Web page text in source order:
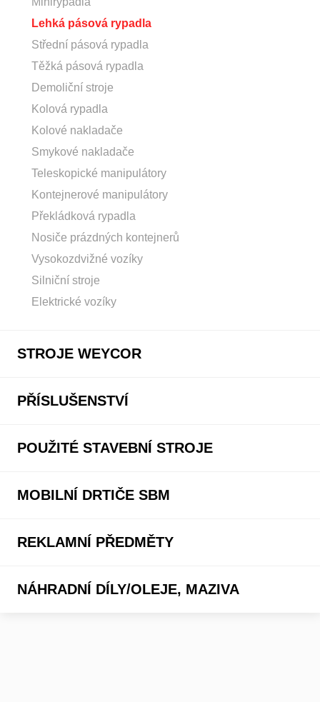
Lehká pásová rypadla
Střední pásová rypadla
Těžká pásová rypadla
Demoliční stroje
Kolová rypadla
Kolové nakladače
Smykové nakladače
Teleskopické manipulátory
Kontejnerové manipulátory
Překládková rypadla
Nosiče prázdných kontejnerů
Vysokozdvižné vozíky
Silniční stroje
Elektrické vozíky
STROJE WEYCOR
PŘÍSLUŠENSTVÍ
POUŽITÉ STAVEBNÍ STROJE
MOBILNÍ DRTIČE SBM
REKLAMNÍ PŘEDMĚTY
NÁHRADNÍ DÍLY/OLEJE, MAZIVA